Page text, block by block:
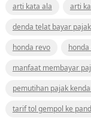
arti kata ala
arti
denda telat bayar
honda revo
manfaat membayar
pemutihan pajak
tarif tol gempol ke